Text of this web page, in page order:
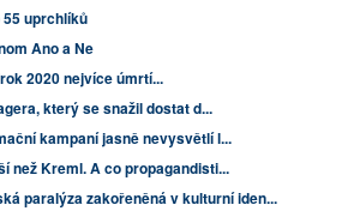
uprchlíků
Ano a Ne
2020 nejvíce úmrtí...
který se snažil dostat d...
kampaní jasně nevysvětlí l...
než Kreml. A co propagandisti...
paralýza zakořeněná v kulturní iden...